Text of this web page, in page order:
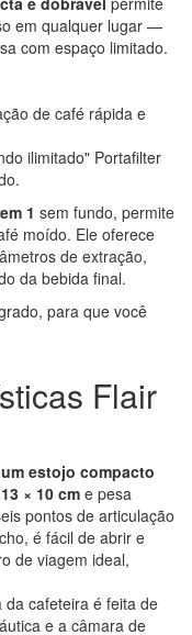
em qualquer lugar —
com espaço limitado.
de café rápida e
ilimitado" Portafilter
1 sem fundo, permite
moído. Ele oferece
de extração,
da bebida final.
para que você
Flair
estojo compacto
× 10 cm e pesa
pontos de articulação
é fácil de abrir e
de viagem ideal,
da cafeteira é feita de
e a câmara de